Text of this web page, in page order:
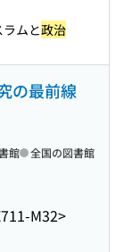
ムと政治
の最前線
M32>
館 全国の図書館